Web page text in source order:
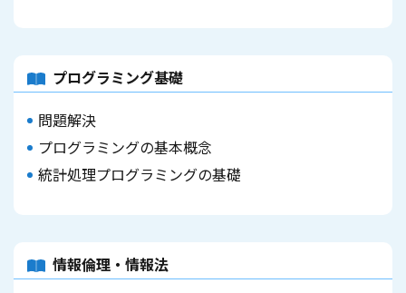
プログラミング基礎
問題解決
プログラミングの基本概念
統計処理プログラミングの基礎
情報倫理・情報法